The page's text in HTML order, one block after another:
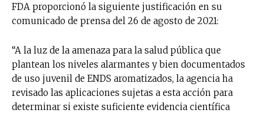
FDA proporcionó la siguiente justificación en su
comunicado de prensa del 26 de agosto de 2021:
“A la luz de la amenaza para la salud pública que
plantean los niveles alarmantes y bien documentados
de uso juvenil de ENDS aromatizados, la agencia ha
revisado las aplicaciones sujetas a esta acción para
determinar si existe suficiente evidencia científica